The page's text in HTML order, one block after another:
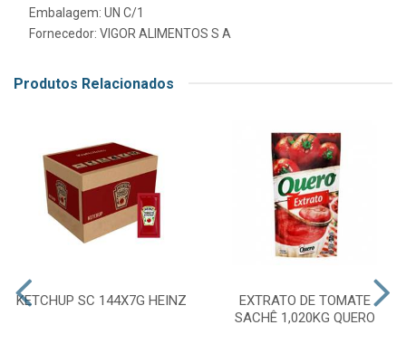
Embalagem: UN C/1
Fornecedor: VIGOR ALIMENTOS S A
Produtos Relacionados
KETCHUP SC 144X7G HEINZ
EXTRATO DE TOMATE
SACHÊ 1,020KG QUERO